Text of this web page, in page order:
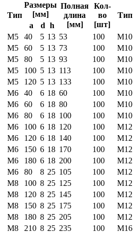
Тип
Размеры
[мм]
Полная
длина
[мм]
Кол-
во
[шт]
а d h
М5
40 5 13 53
100
М5
60 5 13 73
100
М5
80 5 13 93
100
М5
100 5 13 113
100
М5
120 5 13 133
100
М6
40 6 18 60
100
М6
60 6 18 80
100
М6
80 6 18 100
100
М6
100 6 18 120
100
М6
120 6 18 140
100
М6
150 6 18 170
100
М6
180 6 18 200
100
М6
80 8 25 105
100
М8
100 8 25 125
100
М8
120 8 25 145
100
М8
150 8 25 175
100
М8
180 8 25 205
100
М8
210 8 25 235
100
Тип
M10
M10
M10
M10
M10
M10
M10
M10
М12
М12
М12
М12
М12
М12
М12
М12
М12
М16